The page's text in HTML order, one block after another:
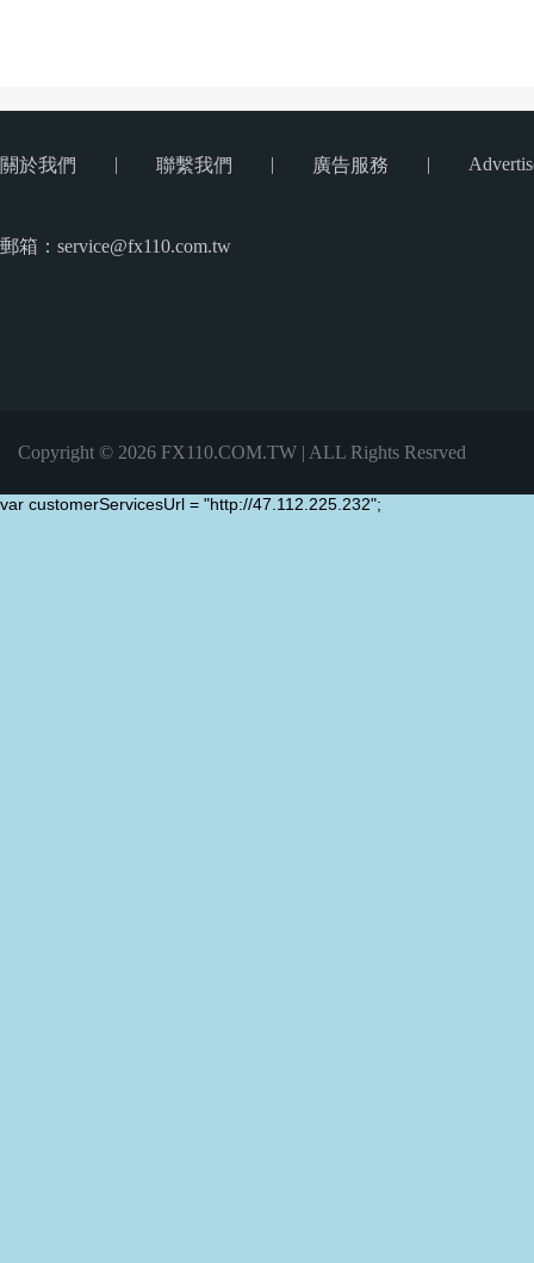
關於我們 聯繫我們 廣告服務
郵箱：service@fx110.com.tw
Copyright © 2026 FX110.COM.TW | ALL Rights Resrved
var customerServicesUrl = "http://47.112.225.232";